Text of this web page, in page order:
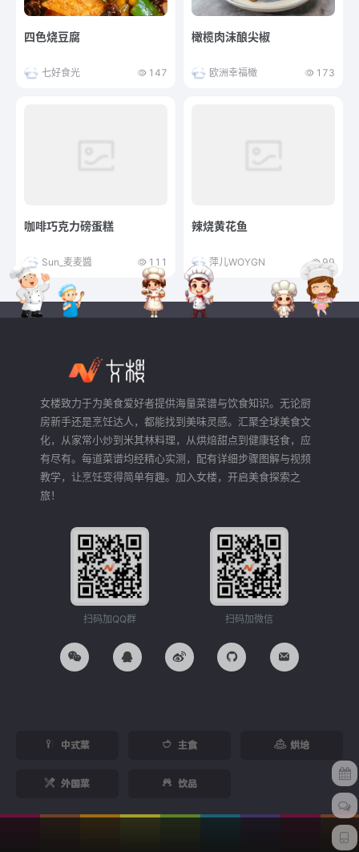
四色烧豆腐
七好食光 147
橄榄肉沫酿尖椒
欧洲幸福橄 173
咖啡巧克力磅蛋糕
Sun_麦麦醬 111
辣烧黄花鱼
萍儿WOYGN 99
女楼致力于为美食爱好者提供海量菜谱与饮食知识。无论厨
房新手还是烹饪达人，都能找到美味灵感。汇聚全球美食文
化，从家常小炒到米其林料理，从烘焙甜点到健康轻食，应
有尽有。每道菜谱均经精心实测，配有详细步骤图解与视频
教学，让烹饪变得简单有趣。加入女楼，开启美食探索之
旅！
扫码加QQ群 扫码加微信
中式菜 主食 烘培
外国菜 饮品